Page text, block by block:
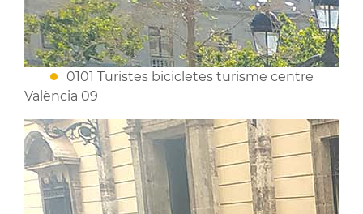
0101 Turistes bicicletes turisme centre
València 09